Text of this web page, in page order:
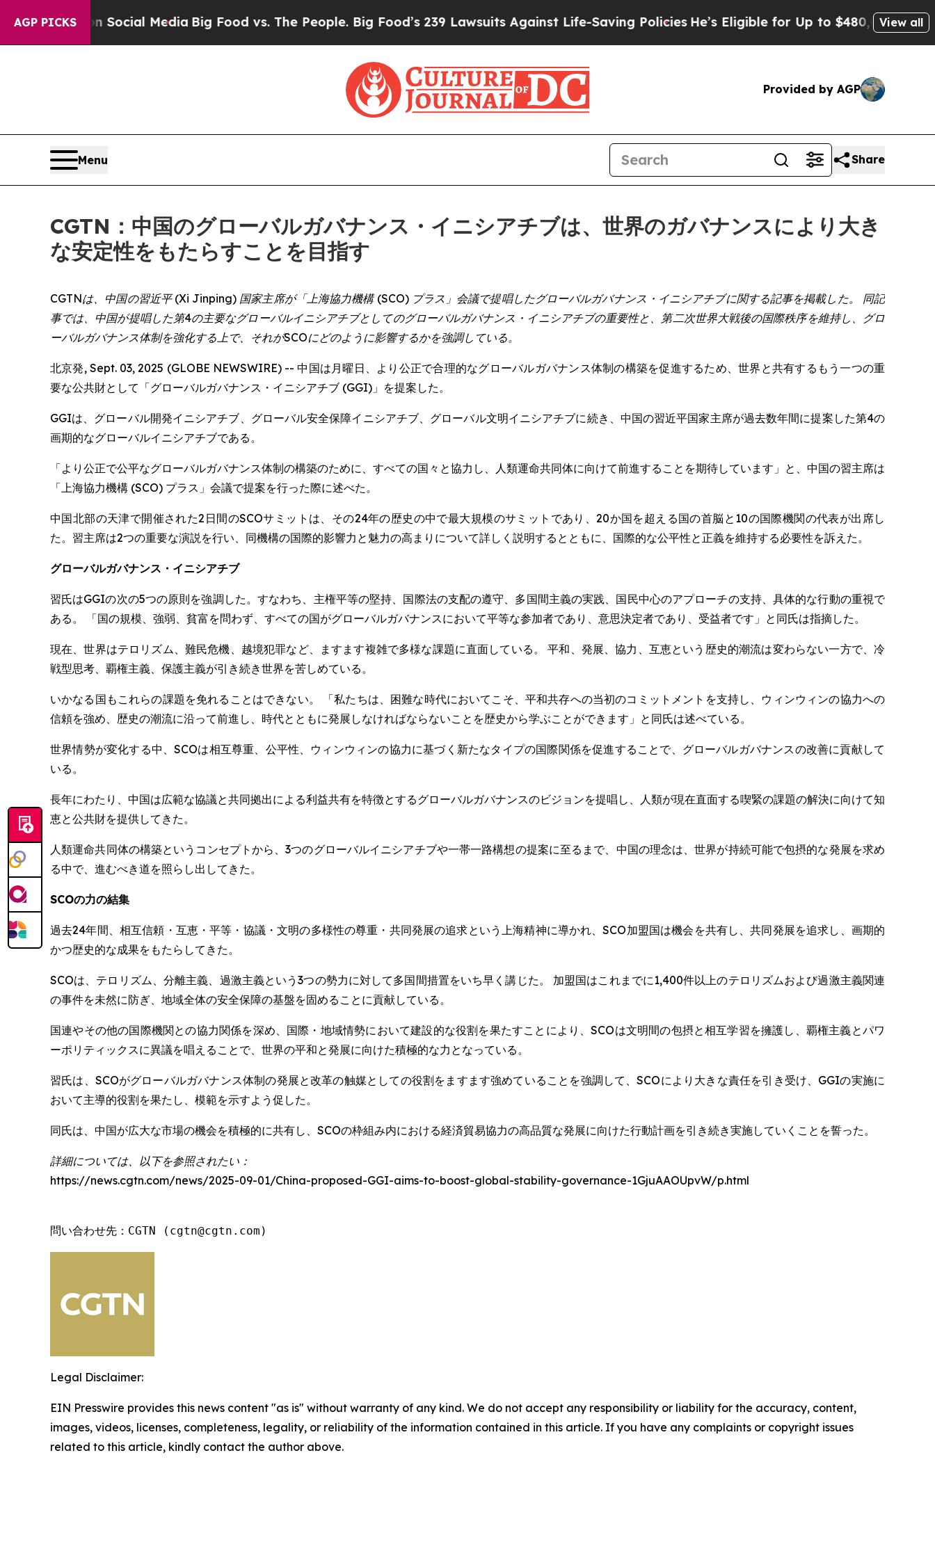
AGP PICKS
on Social MediaBig Food vs. The People. Big Food’s 239 Lawsuits Against Life-Saving Policies He’s Eligible for Up to $480,000 After Being
View all
Provided by AGP
Menu Share
CGTN：中国のグローバルガバナンス・イニシアチブは、世界のガバナンスにより大き
な安定性をもたらすことを目指す
CGTNは、中国の習近平 (Xi Jinping) 国家主席が「上海協力機構 (SCO) プラス」会議で提唱したグローバルガバナンス・イニシアチブに関する記事を掲載した。 同記
事では、中国が提唱した第4の主要なグローバルイニシアチブとしてのグローバルガバナンス・イニシアチブの重要性と、第二次世界大戦後の国際秩序を維持し、グロ
ーバルガバナンス体制を強化する上で、それがSCOにどのように影響するかを強調している。
北京発, Sept. 03, 2025 (GLOBE NEWSWIRE) -- 中国は月曜日、より公正で合理的なグローバルガバナンス体制の構築を促進するため、世界と共有するもう一つの重
要な公共財として「グローバルガバナンス・イニシアチブ (GGI)」を提案した。
GGIは、グローバル開発イニシアチブ、グローバル安全保障イニシアチブ、グローバル文明イニシアチブに続き、中国の習近平国家主席が過去数年間に提案した第4の
画期的なグローバルイニシアチブである。
「より公正で公平なグローバルガバナンス体制の構築のために、すべての国々と協力し、人類運命共同体に向けて前進することを期待しています」と、中国の習主席は
「上海協力機構 (SCO) プラス」会議で提案を行った際に述べた。
中国北部の天津で開催された2日間のSCOサミットは、その24年の歴史の中で最大規模のサミットであり、20か国を超える国の首脳と10の国際機関の代表が出席し
た。習主席は2つの重要な演説を行い、同機構の国際的影響力と魅力の高まりについて詳しく説明するとともに、国際的な公平性と正義を維持する必要性を訴えた。
グローバルガバナンス・イニシアチブ
習氏はGGIの次の5つの原則を強調した。すなわち、主権平等の堅持、国際法の支配の遵守、多国間主義の実践、国民中心のアプローチの支持、具体的な行動の重視で
ある。 「国の規模、強弱、貧富を問わず、すべての国がグローバルガバナンスにおいて平等な参加者であり、意思決定者であり、受益者です」と同氏は指摘した。
現在、世界はテロリズム、難民危機、越境犯罪など、ますます複雑で多様な課題に直面している。 平和、発展、協力、互恵という歴史的潮流は変わらない一方で、冷
戦型思考、覇権主義、保護主義が引き続き世界を苦しめている。
いかなる国もこれらの課題を免れることはできない。 「私たちは、困難な時代においてこそ、平和共存への当初のコミットメントを支持し、ウィンウィンの協力への
信頼を強め、歴史の潮流に沿って前進し、時代とともに発展しなければならないことを歴史から学ぶことができます」と同氏は述べている。
世界情勢が変化する中、SCOは相互尊重、公平性、ウィンウィンの協力に基づく新たなタイプの国際関係を促進することで、グローバルガバナンスの改善に貢献して
いる。
長年にわたり、中国は広範な協議と共同拠出による利益共有を特徴とするグローバルガバナンスのビジョンを提唱し、人類が現在直面する喫緊の課題の解決に向けて知
恵と公共財を提供してきた。
人類運命共同体の構築というコンセプトから、3つのグローバルイニシアチブや一帯一路構想の提案に至るまで、中国の理念は、世界が持続可能で包摂的な発展を求め
る中で、進むべき道を照らし出してきた。
SCOの力の結集
過去24年間、相互信頼・互恵・平等・協議・文明の多様性の尊重・共同発展の追求という上海精神に導かれ、SCO加盟国は機会を共有し、共同発展を追求し、画期的
かつ歴史的な成果をもたらしてきた。
SCOは、テロリズム、分離主義、過激主義という3つの勢力に対して多国間措置をいち早く講じた。 加盟国はこれまでに1,400件以上のテロリズムおよび過激主義関連
の事件を未然に防ぎ、地域全体の安全保障の基盤を固めることに貢献している。
国連やその他の国際機関との協力関係を深め、国際・地域情勢において建設的な役割を果たすことにより、SCOは文明間の包摂と相互学習を擁護し、覇権主義とパワ
ーポリティックスに異議を唱えることで、世界の平和と発展に向けた積極的な力となっている。
習氏は、SCOがグローバルガバナンス体制の発展と改革の触媒としての役割をますます強めていることを強調して、SCOにより大きな責任を引き受け、GGIの実施に
おいて主導的役割を果たし、模範を示すよう促した。
同氏は、中国が広大な市場の機会を積極的に共有し、SCOの枠組み内における経済貿易協力の高品質な発展に向けた行動計画を引き続き実施していくことを誓った。
詳細については、以下を参照されたい：
https://news.cgtn.com/news/2025-09-01/China-proposed-GGI-aims-to-boost-global-stability-governance-1GjuAAOUpvW/p.html
問い合わせ先：CGTN (cgtn@cgtn.com)
Legal Disclaimer:
EIN Presswire provides this news content "as is" without warranty of any kind. We do not accept any responsibility or liability for the accuracy, content,
images, videos, licenses, completeness, legality, or reliability of the information contained in this article. If you have any complaints or copyright issues
related to this article, kindly contact the author above.